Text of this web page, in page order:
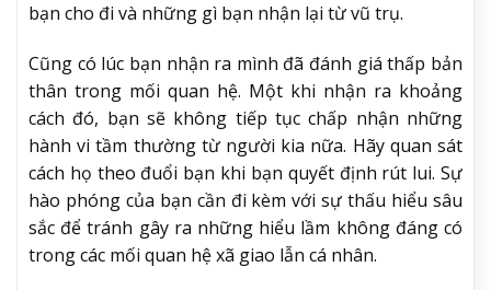
bạn cho đi và những gì bạn nhận lại từ vũ trụ.
Cũng có lúc bạn nhận ra mình đã đánh giá thấp bản
thân trong mối quan hệ. Một khi nhận ra khoảng
cách đó, bạn sẽ không tiếp tục chấp nhận những
hành vi tầm thường từ người kia nữa. Hãy quan sát
cách họ theo đuổi bạn khi bạn quyết định rút lui. Sự
hào phóng của bạn cần đi kèm với sự thấu hiểu sâu
sắc để tránh gây ra những hiểu lầm không đáng có
trong các mối quan hệ xã giao lẫn cá nhân.